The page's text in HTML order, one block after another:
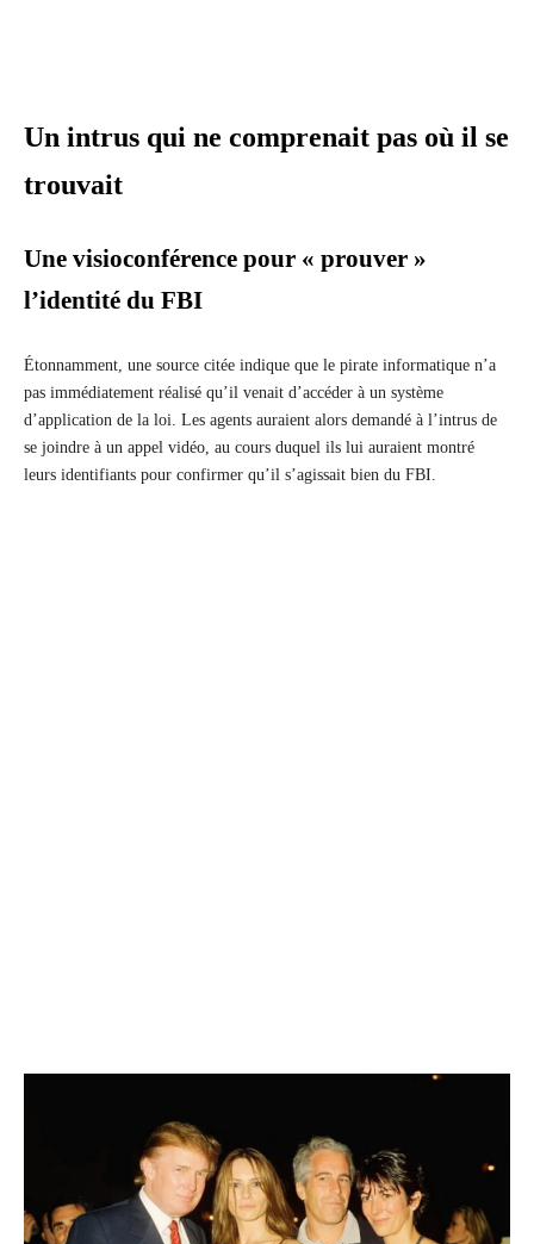
Un intrus qui ne comprenait pas où il se
trouvait
Une visioconférence pour « prouver »
l’identité du FBI
Étonnamment, une source citée indique que le pirate informatique n’a
pas immédiatement réalisé qu’il venait d’accéder à un système
d’application de la loi. Les agents auraient alors demandé à l’intrus de
se joindre à un appel vidéo, au cours duquel ils lui auraient montré
leurs identifiants pour confirmer qu’il s’agissait bien du FBI.